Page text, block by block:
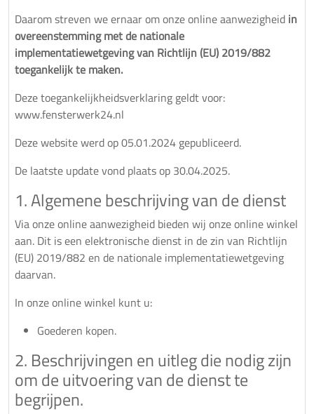
Daarom streven we ernaar om onze online aanwezigheid in
overeenstemming met de nationale
implementatiewetgeving van Richtlijn (EU) 2019/882
toegankelijk te maken.
Deze toegankelijkheidsverklaring geldt voor:
www.fensterwerk24.nl
Deze website werd op 05.01.2024 gepubliceerd.
De laatste update vond plaats op 30.04.2025.
1. Algemene beschrijving van de dienst
Via onze online aanwezigheid bieden wij onze online winkel
aan. Dit is een elektronische dienst in de zin van Richtlijn
(EU) 2019/882 en de nationale implementatiewetgeving
daarvan.
In onze online winkel kunt u:
Goederen kopen.
2. Beschrijvingen en uitleg die nodig zijn
om de uitvoering van de dienst te
begrijpen.